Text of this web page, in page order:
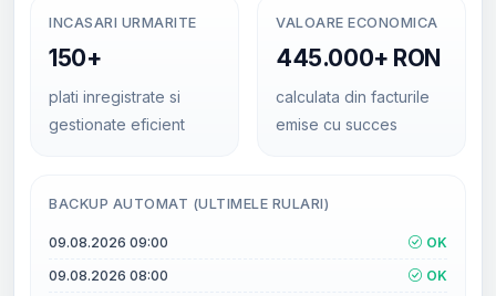
INCASARI URMARITE
150+
plati inregistrate si
gestionate eficient
VALOARE ECONOMICA
445.000+ RON
calculata din facturile
emise cu succes
BACKUP AUTOMAT (ULTIMELE RULARI)
09.08.2026 09:00
OK
09.08.2026 08:00
OK